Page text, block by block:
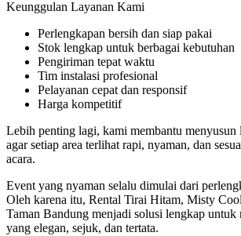
Keunggulan Layanan Kami
Perlengkapan bersih dan siap pakai
Stok lengkap untuk berbagai kebutuhan
Pengiriman tepat waktu
Tim instalasi profesional
Pelayanan cepat dan responsif
Harga kompetitif
Lebih penting lagi, kami membantu menyusun
agar setiap area terlihat rapi, nyaman, dan
acara.
Event yang nyaman selalu dimulai dari
Oleh karena itu, Rental Tirai Hitam, Misty
Taman Bandung menjadi solusi lengkap untuk
yang elegan, sejuk, dan tertata.